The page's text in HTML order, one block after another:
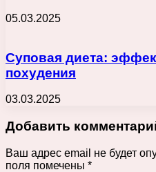
05.03.2025
Суповая диета:
похудения
03.03.2025
Добавить
Ваш адрес email не будет
поля помечены *